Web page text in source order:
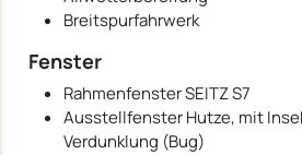
Breitspurfahrwerk
Fenster
Rahmenfenster SEITZ S7
Ausstellfenster Hutze, mit
Verdunklung (Bug)